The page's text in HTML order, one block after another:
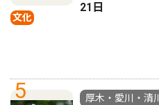
文化
21日
5
厚木・愛川・清川